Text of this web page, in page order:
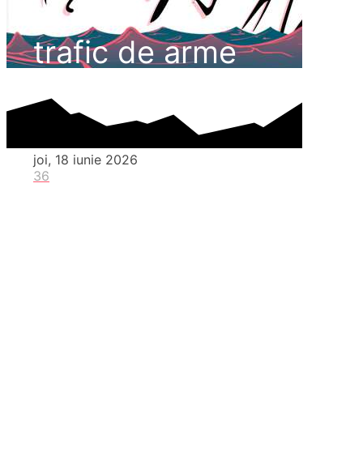
trafic de arme
joi, 18 iunie 2026
36